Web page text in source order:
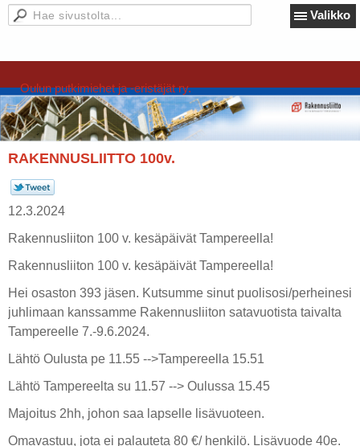
Valikko
Oulun putkimiehet ja -eristäjät ry.
RAKENNUSLIITTO 100v.
12.3.2024
Rakennusliiton 100 v. kesäpäivät Tampereella!
Rakennusliiton 100 v. kesäpäivät Tampereella!
Hei osaston 393 jäsen. Kutsumme sinut puolisosi/perheinesi
juhlimaan kanssamme Rakennusliiton satavuotista taivalta
Tampereelle 7.-9.6.2024.
Lähtö Oulusta pe 11.55 -->Tampereella 15.51
Lähtö Tampereelta su 11.57 --> Oulussa 15.45
Majoitus 2hh, johon saa lapselle lisävuoteen.
Omavastuu, jota ei palauteta 80 €/ henkilö. Lisävuode 40e.